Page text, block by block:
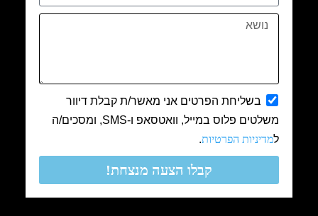
בשליחת הפרטים אני מאשר/ת קבלת דיוור
משלטים פלוס במייל, וואטסאפ ו-SMS, ומסכים/ה
למדיניות הפרטיות.
קבלו הצעה מנצחת!